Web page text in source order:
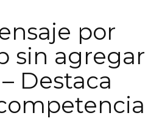
por
sin agregar
Destaca